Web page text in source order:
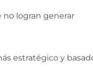
no logran generar
estratégico y